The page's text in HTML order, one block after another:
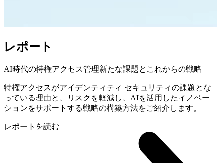
レポート
AI時代の特権アクセス管理新たな課題とこれからの戦略
特権アクセスがアイデンティティ セキュリティの課題とな
っている理由と、リスクを軽減し、AIを活用したイノベー
ションをサポートする戦略の構築方法をご紹介します。
レポートを読む